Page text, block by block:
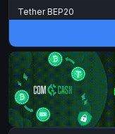
Tether BEP20
Toncoin
Dogecoin
TRX
Bitcoin Cash